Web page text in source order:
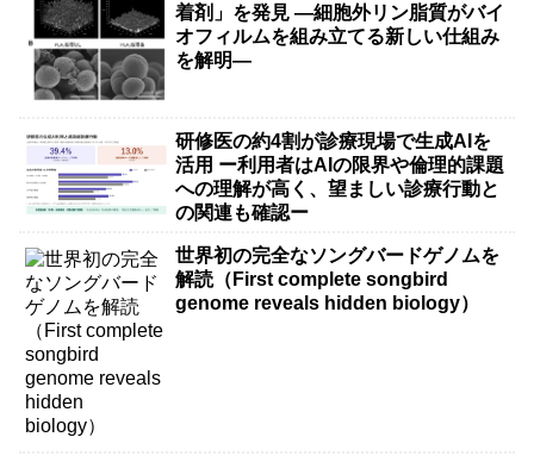
着剤」を発見 ―細胞外リン脂質がバイ
オフィルムを組み立てる新しい仕組み
を解明―
研修医の約4割が診療現場で生成AIを
活用 ー利用者はAIの限界や倫理的課題
への理解が高く、望ましい診療行動と
の関連も確認ー
世界初の完全なソングバードゲノムを
解読（First complete songbird
genome reveals hidden biology）